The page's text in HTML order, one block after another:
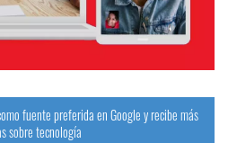
fuente preferida en Google y recibe más
sobre tecnología